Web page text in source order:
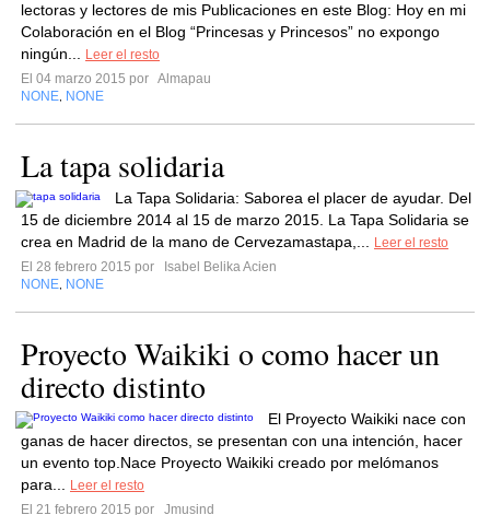
lectoras y lectores de mis Publicaciones en este Blog: Hoy en mi
Colaboración en el Blog “Princesas y Princesos” no expongo
ningún...
Leer el resto
El 04 marzo 2015 por Almapau
NONE NONE
La tapa solidaria
La Tapa Solidaria: Saborea el placer de ayudar. Del
15 de diciembre 2014 al 15 de marzo 2015. La Tapa Solidaria se
crea en Madrid de la mano de Cervezamastapa,...
Leer el resto
El 28 febrero 2015 por
Isabel Belika Acien
NONE NONE
Proyecto Waikiki o como hacer un
directo distinto
El Proyecto Waikiki nace con
ganas de hacer directos, se presentan con una intención, hacer
un evento top.Nace Proyecto Waikiki creado por melómanos
para...
Leer el resto
El 21 febrero 2015 por
Jmusind